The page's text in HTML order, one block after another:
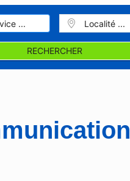
RECHERCHER